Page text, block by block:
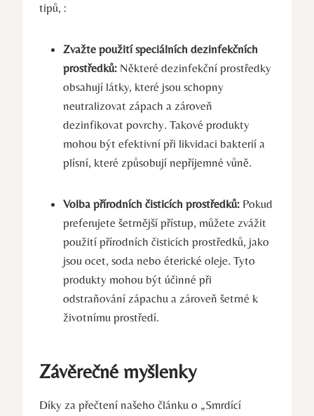
tipů, :
Zvažte použití speciálních dezinfekčních
prostředků: Některé dezinfekční prostředky
obsahují látky, které ​jsou schopny
neutralizovat zápach a zároveň
dezinfikovat⁤ povrchy. Takové produkty
‌mohou být ‍efektivní při likvidaci ⁣bakterií a
plísní, které způsobují nepříjemné vůně.
Volba přírodních‌ čisticích prostředků: Pokud
preferujete šetrnější přístup, ⁤můžete zvážit
použití přírodních čisticích prostředků, jako​
jsou ocet, soda nebo éterické oleje. Tyto
produkty mohou být účinné při
odstraňování zápachu a zároveň šetrné k
životnímu prostředí.
Závěrečné myšlenky
Díky za přečtení našeho článku o „Smrdící